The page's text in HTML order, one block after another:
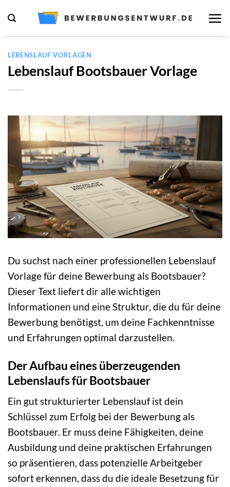
Inhalt
springen
LEBENSLAUF VORLAGEN
Lebenslauf Bootsbauer Vorlage
Du suchst nach einer professionellen Lebenslauf
Vorlage für deine Bewerbung als Bootsbauer?
Dieser Text liefert dir alle wichtigen
Informationen und eine Struktur, die du für deine
Bewerbung benötigst, um deine Fachkenntnisse
und Erfahrungen optimal darzustellen.
Der Aufbau eines überzeugenden
Lebenslaufs für Bootsbauer
Ein gut strukturierter Lebenslauf ist dein
Schlüssel zum Erfolg bei der Bewerbung als
Bootsbauer. Er muss deine Fähigkeiten, deine
Ausbildung und deine praktischen Erfahrungen
so präsentieren, dass potenzielle Arbeitgeber
sofort erkennen, dass du die ideale Besetzung für